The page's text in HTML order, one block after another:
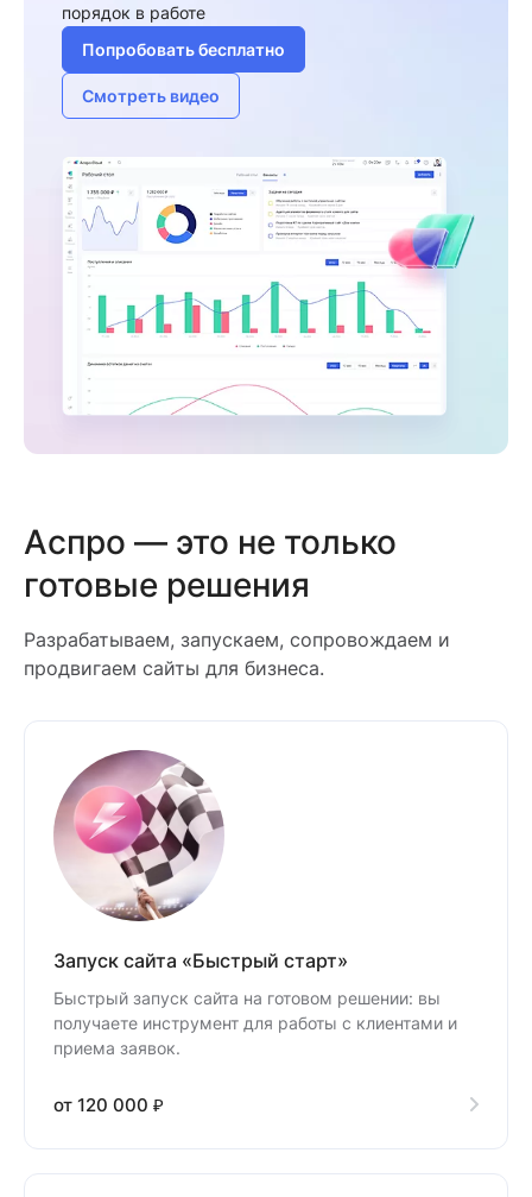
порядок в работе
Попробовать бесплатно
Смотреть видео
Аспро — это не только
готовые решения
Разрабатываем, запускаем, сопровождаем и
продвигаем сайты для бизнеса.
Запуск сайта «Быстрый старт»
Быстрый запуск сайта на готовом решении: вы
получаете инструмент для работы с клиентами и
приема заявок.
от 120 000 ₽